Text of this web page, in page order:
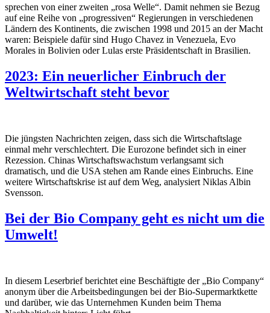
sprechen von einer zweiten „rosa Welle“. Damit nehmen sie Bezug
auf eine Reihe von „progressiven“ Regierungen in verschiedenen
Ländern des Kontinents, die zwischen 1998 und 2015 an der Macht
waren: Beispiele dafür sind Hugo Chavez in Venezuela, Evo
Morales in Bolivien oder Lulas erste Präsidentschaft in Brasilien.
2023: Ein neuerlicher Einbruch der
Weltwirtschaft steht bevor
Die jüngsten Nachrichten zeigen, dass sich die Wirtschaftslage
einmal mehr verschlechtert. Die Eurozone befindet sich in einer
Rezession. Chinas Wirtschaftswachstum verlangsamt sich
dramatisch, und die USA stehen am Rande eines Einbruchs. Eine
weitere Wirtschaftskrise ist auf dem Weg, analysiert Niklas Albin
Svensson.
Bei der Bio Company geht es nicht um die
Umwelt!
In diesem Leserbrief berichtet eine Beschäftigte der „Bio Company“
anonym über die Arbeitsbedingungen bei der Bio-Supermarktkette
und darüber, wie das Unternehmen Kunden beim Thema